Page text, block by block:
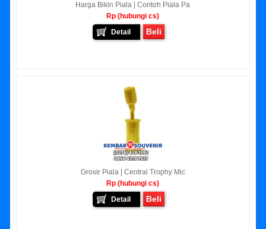
Harga Bikin Piala | Contoh Piala Pa
Rp (hubungi cs)
Detail
Beli
Grosir Piala | Central Trophy Mic
Rp (hubungi cs)
Detail
Beli